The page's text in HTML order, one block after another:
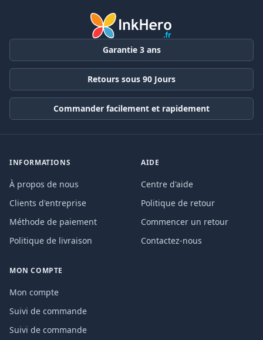
Garantie 3 ans
Retours sous 90 Jours
Commander facilement et rapidement
INFORMATIONS
À propos de nous
Clients d'entreprise
Méthode de paiement
Politique de livraison
AIDE
Centre d'aide
Politique de retour
Commencer un retour
Contactez-nous
MON COMPTE
Mon compte
Suivi de commande
Suivi de commande